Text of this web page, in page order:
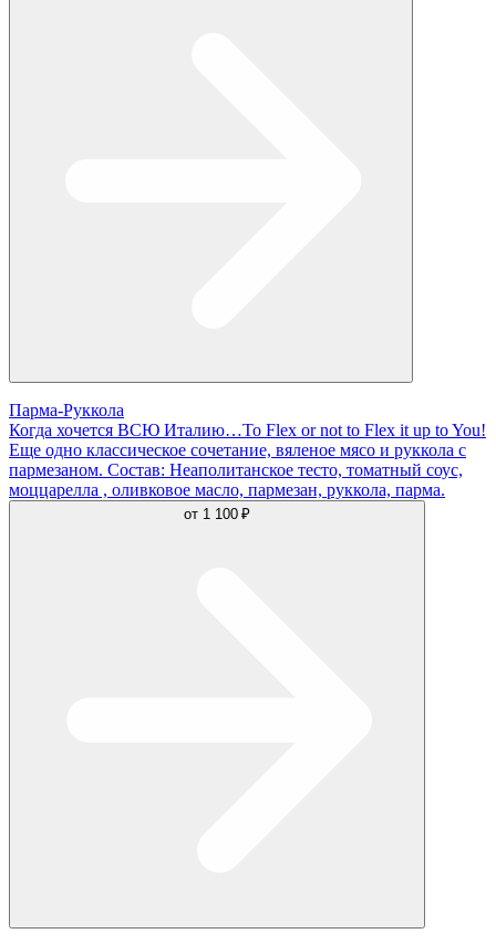
Парма-Руккола
Когда хочется ВСЮ Италию…To Flex or not to Flex it up to You!
Еще одно классическое сочетание, вяленое мясо и руккола с
пармезаном. Состав: Неаполитанское тесто, томатный соус,
моццарелла , оливковое масло, пармезан, руккола, парма.
от 1 100 ₽